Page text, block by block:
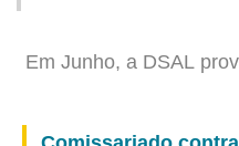
Em Junho, a DSAL
620 ofertas de trabalho